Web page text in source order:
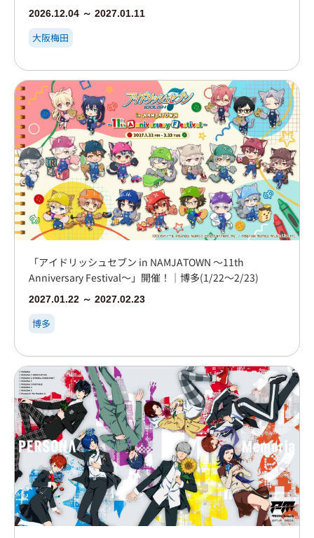
2026.12.04 ～ 2027.01.11
大阪梅田
「アイドリッシュセブン in NAMJATOWN ～11th
Anniversary Festival～」開催！｜博多(1/22～2/23)
2027.01.22 ～ 2027.02.23
博多